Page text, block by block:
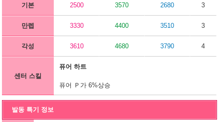
기본 2500 3570 2680 3
만렙 3330 4400 3510 3
각성 3610 4680 3790 4
센터 스킬
퓨어 하트
퓨어 Ｐ가 6%상승
발동 특기 정보